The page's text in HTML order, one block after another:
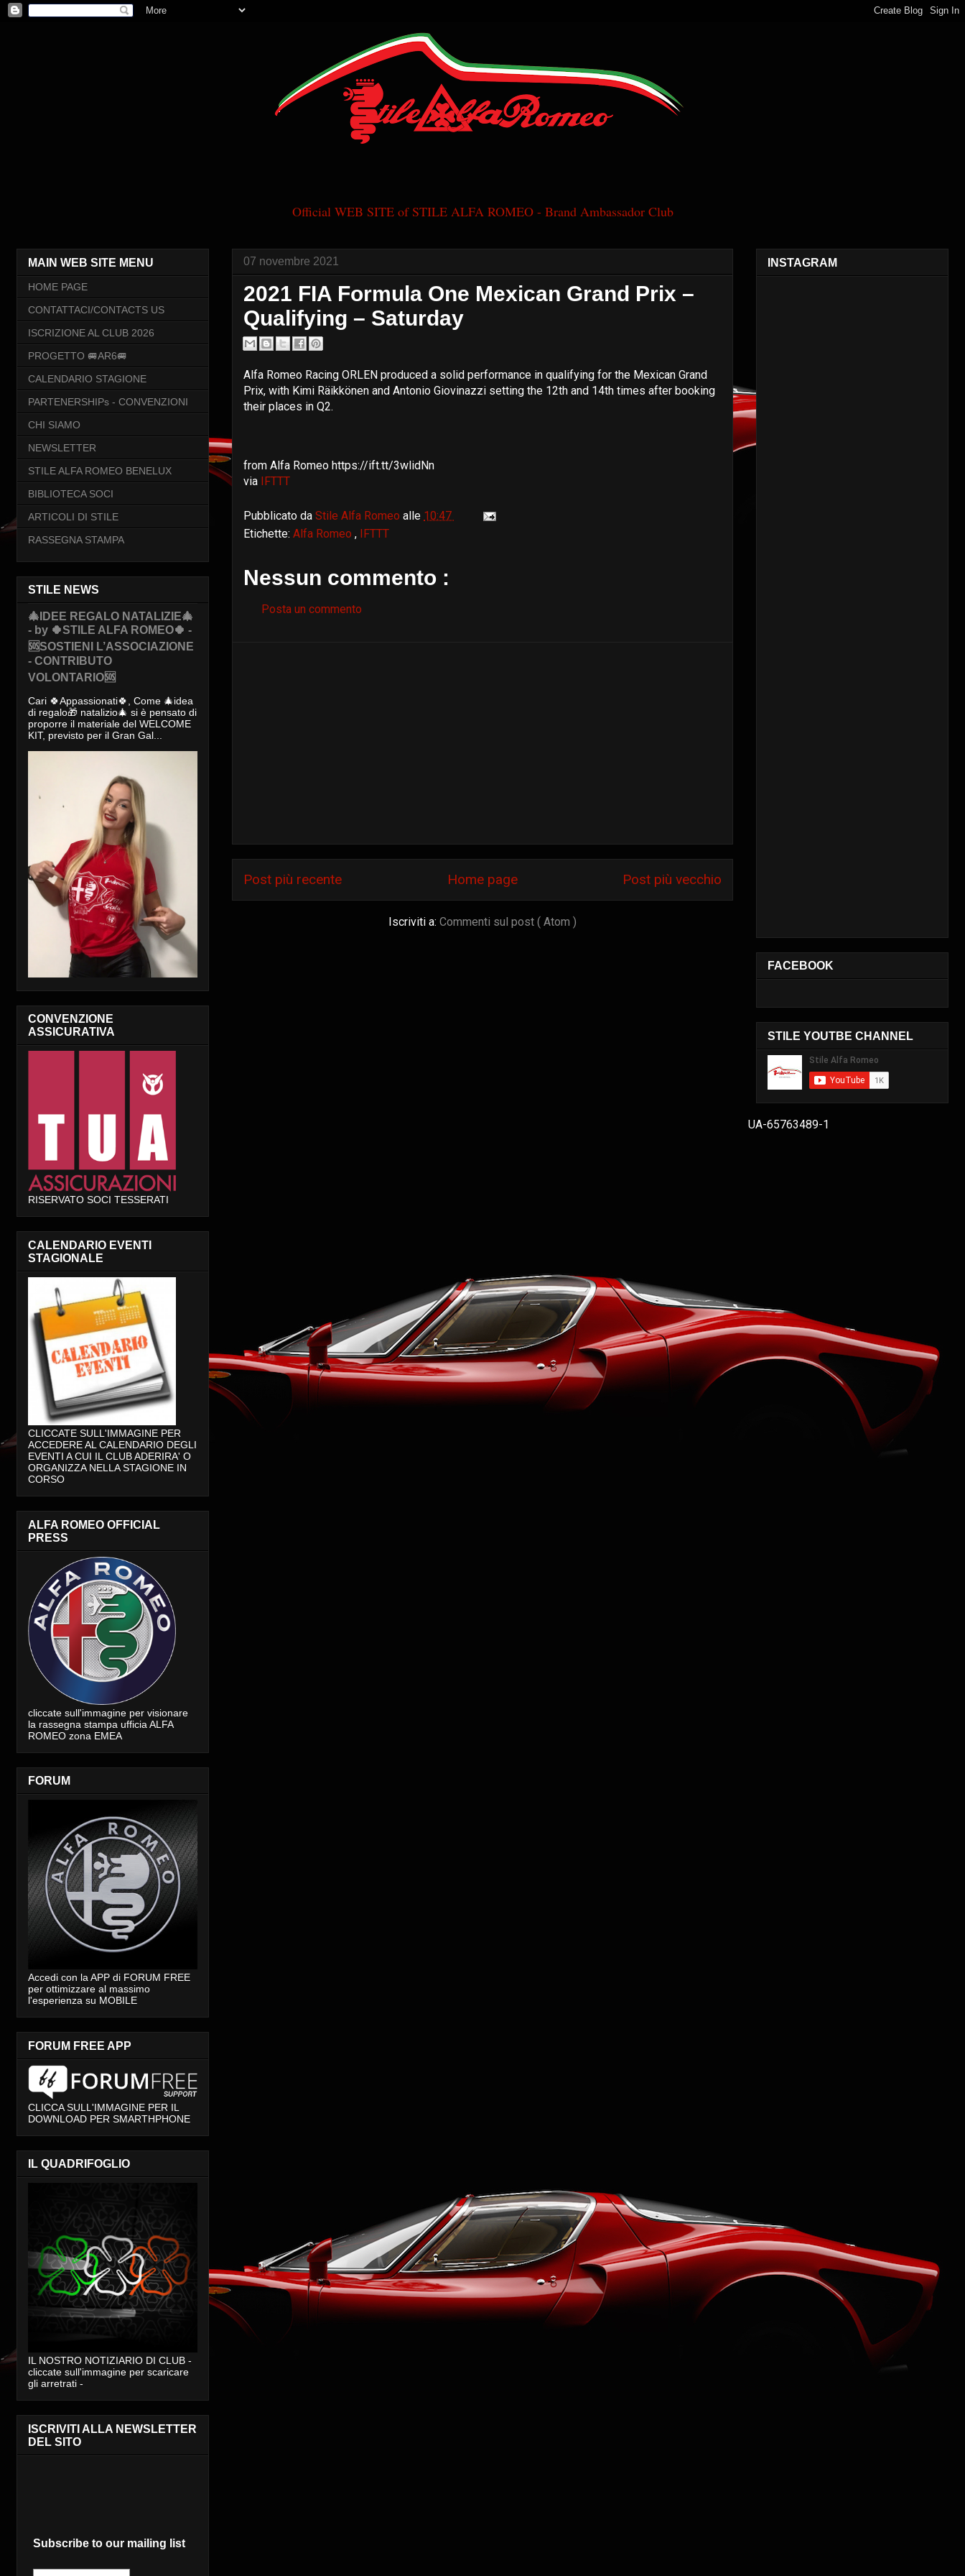
Official WEB SITE of STILE ALFA ROMEO - Brand Ambassador Club
07 novembre 2021
2021 FIA Formula One Mexican Grand Prix –
Qualifying – Saturday
Alfa Romeo Racing ORLEN produced a solid performance in qualifying for the Mexican Grand
Prix, with Kimi Räikkönen and Antonio Giovinazzi setting the 12th and 14th times after booking
their places in Q2.
from Alfa Romeo https://ift.tt/3wlidNn
via IFTTT
Pubblicato da Stile Alfa Romeo alle 10:47
Etichette: Alfa Romeo , IFTTT
Nessun commento :
Posta un commento
Post più recente Post più vecchio
Home page
Iscriviti a: Commenti sul post ( Atom )
MAIN WEB SITE MENU
HOME PAGE
CONTATTACI/CONTACTS US
ISCRIZIONE AL CLUB 2026
PROGETTO 🚐AR6🚐
CALENDARIO STAGIONE
PARTENERSHIPs - CONVENZIONI
CHI SIAMO
NEWSLETTER
STILE ALFA ROMEO BENELUX
BIBLIOTECA SOCI
ARTICOLI DI STILE
RASSEGNA STAMPA
STILE NEWS
🎄IDEE REGALO NATALIZIE🎄
- by 🍀STILE ALFA ROMEO🍀 -
🆘SOSTIENI L’ASSOCIAZIONE
- CONTRIBUTO
VOLONTARIO🆘
Cari 🍀Appassionati🍀, Come 🎄idea
di regalo🎁 natalizio🎄 si è pensato di
proporre il materiale del WELCOME
KIT, previsto per il Gran Gal...
CONVENZIONE
ASSICURATIVA
RISERVATO SOCI TESSERATI
CALENDARIO EVENTI
STAGIONALE
CLICCATE SULL'IMMAGINE PER
ACCEDERE AL CALENDARIO DEGLI
EVENTI A CUI IL CLUB ADERIRA' O
ORGANIZZA NELLA STAGIONE IN
CORSO
ALFA ROMEO OFFICIAL
PRESS
cliccate sull'immagine per visionare
la rassegna stampa ufficia ALFA
ROMEO zona EMEA
FORUM
Accedi con la APP di FORUM FREE
per ottimizzare al massimo
l'esperienza su MOBILE
FORUM FREE APP
CLICCA SULL'IMMAGINE PER IL
DOWNLOAD PER SMARTHPHONE
IL QUADRIFOGLIO
IL NOSTRO NOTIZIARIO DI CLUB -
cliccate sull'immagine per scaricare
gli arretrati -
ISCRIVITI ALLA NEWSLETTER
DEL SITO
Subscribe to our mailing list
INSTAGRAM
FACEBOOK
STILE YOUTBE CHANNEL
UA-65763489-1